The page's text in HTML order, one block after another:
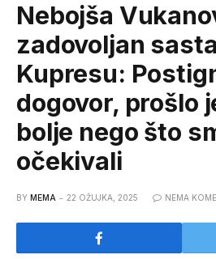
Nebojša
zadovoljan
Kupresu:
dogovor, prošlo
bolje nego što
očekivali
BY MEMA 22 OŽUJKA, 2025 NEMA